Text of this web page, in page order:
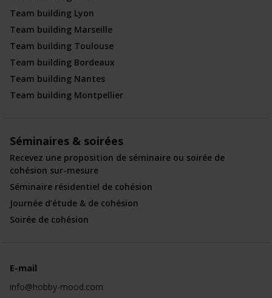
Team building Lyon
Team building Marseille
Team building Toulouse
Team building Bordeaux
Team building Nantes
Team building Montpellier
Séminaires & soirées
Recevez une proposition de séminaire ou soirée de
cohésion sur-mesure
Séminaire résidentiel de cohésion
Journée d’étude & de cohésion
Soirée de cohésion
E-mail
info@hobby-mood.com